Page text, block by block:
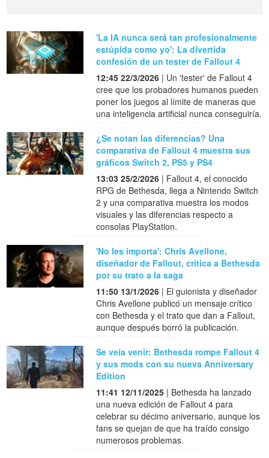
'La IA nunca será tan profesionalmente
estúpida como yo': La divertida
confesión de un tester de Fallout 4
12:45 22/3/2026 | Un 'tester' de Fallout 4
cree que los probadores humanos pueden
poner los juegos al límite de maneras que
una inteligencia artificial nunca conseguiría.
¿Se notan las diferencias? Una
comparativa de Fallout 4 muestra sus
gráficos Switch 2, PS5 y PS4
13:03 25/2/2026 | Fallout 4, el conocido
RPG de Bethesda, llega a Nintendo Switch
2 y una comparativa muestra los modos
visuales y las diferencias respecto a
consolas PlayStation.
'No les importa': Chris Avellone,
diseñador de Fallout, critica a Bethesda
por su trato a la saga
11:50 13/1/2026 | El guionista y diseñador
Chris Avellone publicó un mensaje crítico
con Bethesda y el trato que dan a Fallout,
aunque después borró la publicación.
Se veía venir: Bethesda rompe Fallout 4
y sus mods con su nueva Anniversary
Edition
11:41 12/11/2025 | Bethesda ha lanzado
una nueva edición de Fallout 4 para
celebrar su décimo aniversario, aunque los
fans se quejan de que ha traído consigo
numerosos problemas.